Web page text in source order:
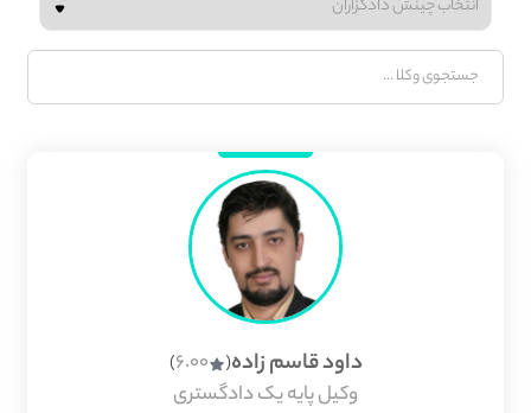
داود قاسم زاده(
6.00
)
وکیل پایه یک دادگستری